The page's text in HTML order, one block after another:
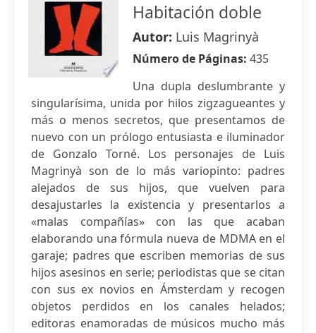
Habitación doble
Autor: Luis Magrinyà
Número de Páginas: 435
Una dupla deslumbrante y
singularísima, unida por hilos zigzagueantes y
más o menos secretos, que presentamos de
nuevo con un prólogo entusiasta e iluminador
de Gonzalo Torné. Los personajes de Luis
Magrinyà son de lo más variopinto: padres
alejados de sus hijos, que vuelven para
desajustarles la existencia y presentarlos a
«malas compañías» con las que acaban
elaborando una fórmula nueva de MDMA en el
garaje; padres que escriben memorias de sus
hijos asesinos en serie; periodistas que se citan
con sus ex novios en Ámsterdam y recogen
objetos perdidos en los canales helados;
editoras enamoradas de músicos mucho más